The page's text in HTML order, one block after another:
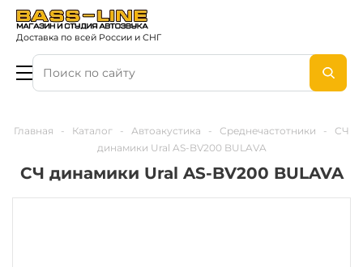
Доставка по всей России и СНГ
Главная - Каталог - Автоакустика - Среднечастотники -
СЧ
динамики Ural AS-BV200 BULAVA
СЧ динамики Ural AS-BV200 BULAVA